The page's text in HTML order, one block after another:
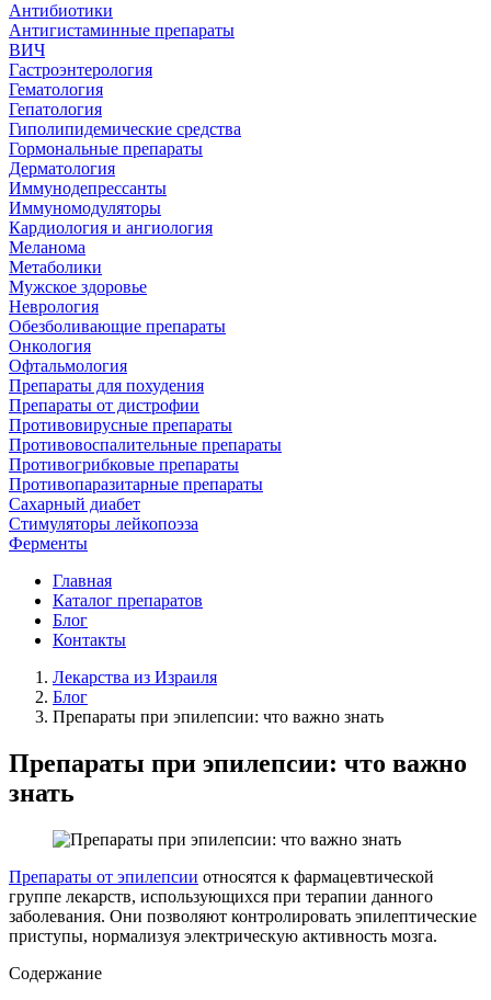
Антибиотики
Антигистаминные препараты
ВИЧ
Гастроэнтерология
Гематология
Гепатология
Гиполипидемические средства
Гормональные препараты
Дерматология
Иммунодепрессанты
Иммуномодуляторы
Кардиология и ангиология
Меланома
Метаболики
Мужское здоровье
Неврология
Обезболивающие препараты
Онкология
Офтальмология
Препараты для похудения
Препараты от дистрофии
Противовирусные препараты
Противовоспалительные препараты
Противогрибковые препараты
Противопаразитарные препараты
Сахарный диабет
Стимуляторы лейкопоэза
Ферменты
Главная
Каталог препаратов
Блог
Контакты
Лекарства из Израиля
Блог
Препараты при эпилепсии: что важно знать​​
Препараты при эпилепсии: что важно
знать​​
Препараты от эпилепсии относятся к фармацевтической
группе лекарств, использующихся при терапии данного
заболевания. Они позволяют контролировать эпилептические
приступы, нормализуя электрическую активность мозга.
Содержание